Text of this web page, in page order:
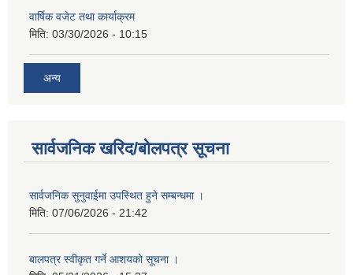
वार्षिक वजेट तथा कार्याक्रम
मिति: 03/30/2026 - 10:15
अन्य
सार्वजनिक खरिद/बोलपत्र सूचना
सार्वजनिक सुनुवाईमा उपस्थित हुने सम्बन्धमा ।
मिति: 07/06/2026 - 21:42
बालपत्र स्वीकृत गर्ने आशयको सूचना ।